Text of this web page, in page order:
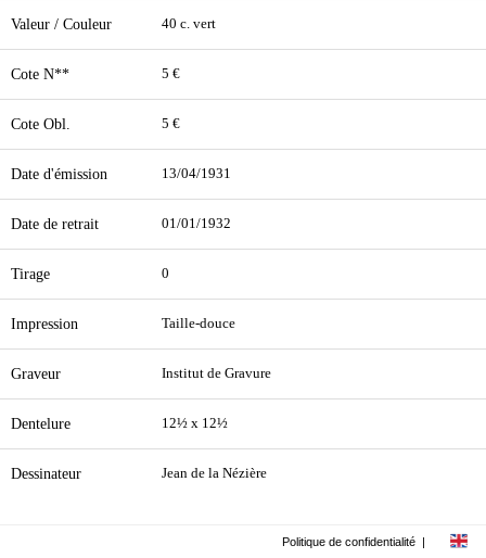
Valeur / Couleur 40 c. vert
Cote N** 5 €
Cote Obl. 5 €
Date d'émission 13/04/1931
Date de retrait 01/01/1932
Tirage 0
Impression Taille-douce
Graveur Institut de Gravure
Dentelure 12½ x 12½
Dessinateur Jean de la Nézière
Politique de confidentialité |